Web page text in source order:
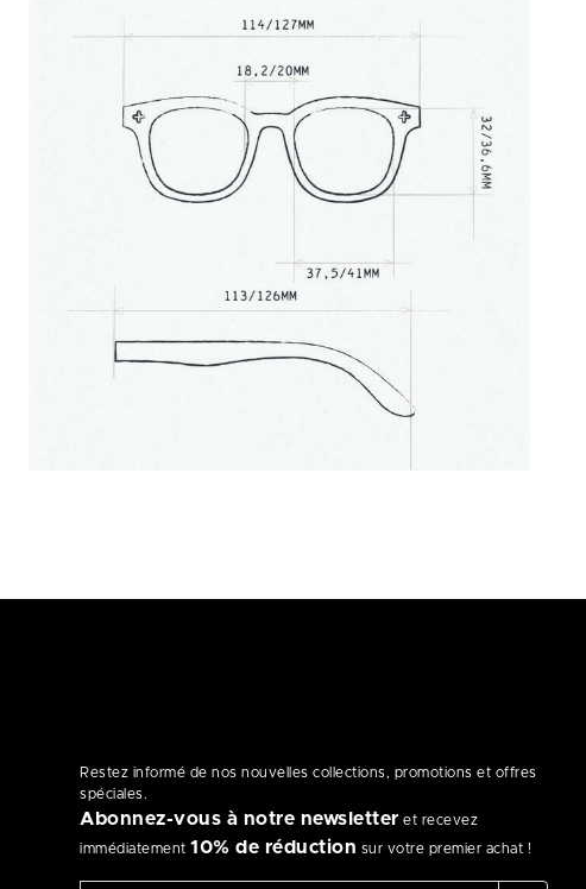
Restez informé de nos nouvelles collections, promotions et offres
spéciales.
Abonnez-vous à notre newsletter et recevez
immédiatement10% de réduction sur votre premier achat !